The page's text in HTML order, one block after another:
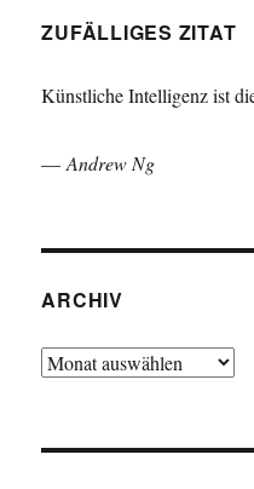
ZUFÄLLIGES ZITAT
Künstliche Intelligenz ist
—Andrew Ng
ARCHIV
Archiv